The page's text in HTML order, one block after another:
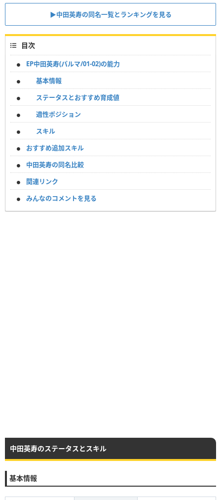
▶︎中田英寿の同名一覧とランキングを見る
目次
EP中田英寿(パルマ/01-02)の能力
基本情報
ステータスとおすすめ育成値
適性ポジション
スキル
おすすめ追加スキル
中田英寿の同名比較
関連リンク
みんなのコメントを見る
中田英寿のステータスとスキル
基本情報